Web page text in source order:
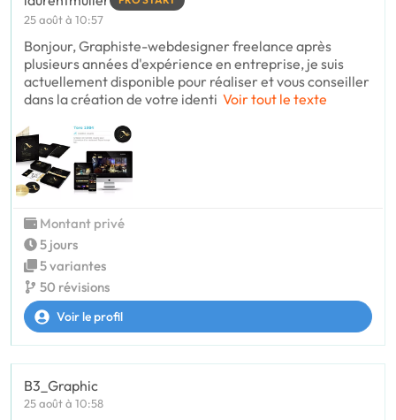
25 août à 10:57
Bonjour, Graphiste-webdesigner freelance après
plusieurs années d'expérience en entreprise, je suis
actuellement disponible pour réaliser et vous conseiller
dans la création de votre identi Voir tout le texte
Montant privé
5 jours
5 variantes
50 révisions
Voir le profil
B3_Graphic
25 août à 10:58